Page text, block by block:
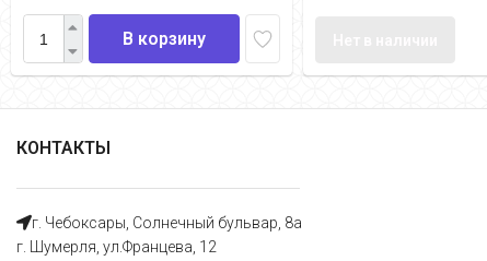
В корзину
КОНТАКТЫ
г. Чебоксары, Солнечный бульвар, 8а
г. Шумерля, ул.Францева, 12